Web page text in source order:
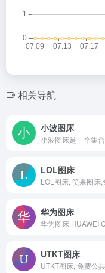
相关导航
小波图床
LOL图床
华为图床
UTKT图床